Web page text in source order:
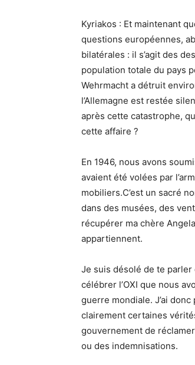
Kyriakos : Et maintenant
questions européennes,
bilatérales : il s’agit des
population totale du pays
Wehrmacht a détruit
l’Allemagne est restée
après cette catastrophe,
cette affaire ?
En 1946, nous avons
avaient été volées par
mobiliers.C’est un sacré
dans des musées, des
récupérer ma chère
appartiennent.
Je suis désolé de te
célébrer l’OXI que nous
guerre mondiale. J’ai
clairement certaines
gouvernement de
ou des indemnisations.